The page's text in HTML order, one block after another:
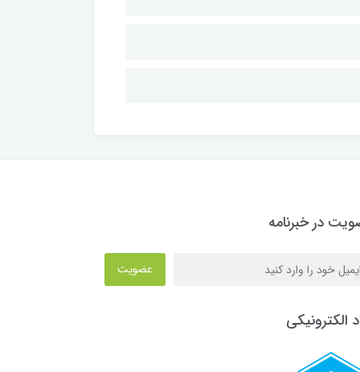
در خبرنامه
عضویت
الکترونیکی